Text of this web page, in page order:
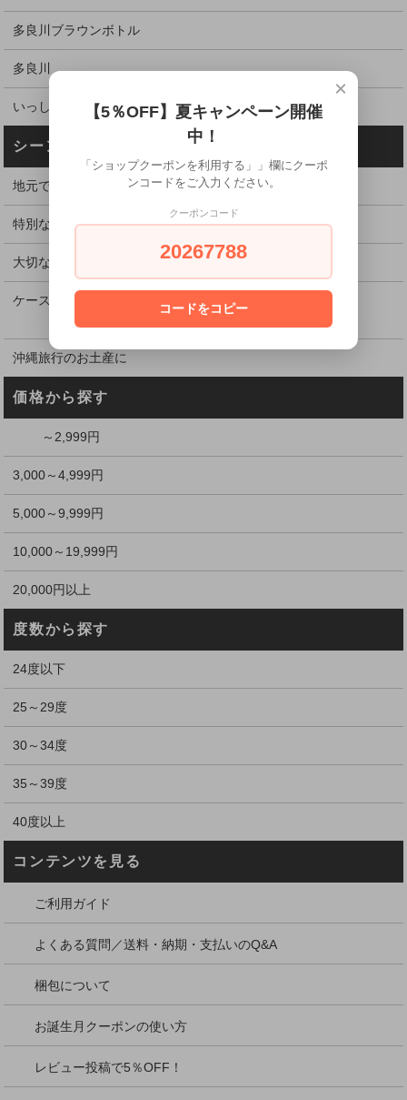
多良川ブラウンボトル
多良川
いっしょに、いい時
シーンから探す
地元で愛されている定番酒
特別な日に飲むお酒
大切な方、お世話になった方へ贈る
ケース割引でお得に購入
沖縄旅行のお土産に
価格から探す
～2,999円
3,000～4,999円
5,000～9,999円
10,000～19,999円
20,000円以上
度数から探す
24度以下
25～29度
30～34度
35～39度
40度以上
コンテンツを見る
ご利用ガイド
よくある質問／送料・納期・支払いのQ&A
梱包について
お誕生月クーポンの使い方
レビュー投稿で5％OFF！
×
【5％OFF】夏キャンペーン開催
中！
「ショップクーポンを利用する」」欄にクーポ
ンコードをご入力ください。
クーポンコード
20267788
コードをコピー